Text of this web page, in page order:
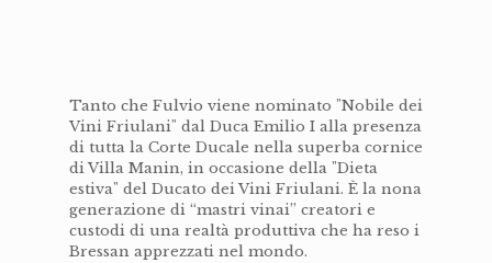
Tanto che Fulvio viene nominato "Nobile dei
Vini Friulani" dal Duca Emilio I alla presenza
di tutta la Corte Ducale nella superba cornice
di Villa Manin, in occasione della "Dieta
estiva" del Ducato dei Vini Friulani. È la nona
generazione di “mastri vinai” creatori e
custodi di una realtà produttiva che ha reso i
Bressan apprezzati nel mondo.